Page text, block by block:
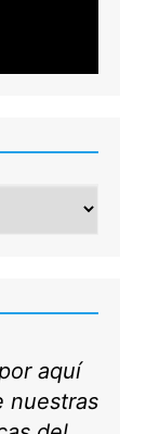
aquí
nuestras